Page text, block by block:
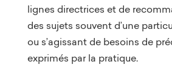
lignes directrices et de
des sujets souvent d’une
ou s’agissant de besoins de
exprimés par la pratique.